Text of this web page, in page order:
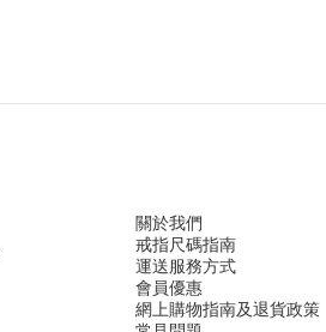
關於我們
戒指尺碼指南
運送服務方式
會員優惠
網上購物指南及退貨政策